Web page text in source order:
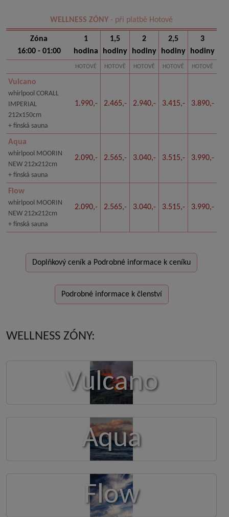
WELLNESS ZÓNY - při platbě Hotově
Zóna
16:00 - 01:00
1
hodina
1,5
hodiny
2
hodiny
2,5
hodiny
3
hodiny
HOTOVĚ HOTOVĚ HOTOVĚ HOTOVĚ HOTOVĚ
Vulcano
whirlpool CORALL
IMPERIAL
212x150cm
+ finská sauna
1.990,- 2.465,- 2.940,- 3.415,- 3.890,-
Aqua
whirlpool MOORIN
NEW 212x212cm
+ finská sauna
2.090,- 2.565,- 3.040,- 3.515,- 3.990,-
Flow
whirlpool MOORIN
NEW 212x212cm
+ finská sauna
2.090,- 2.565,- 3.040,- 3.515,- 3.990,-
Doplňkový ceník a Podrobné informace k ceníku
Podrobné informace k členství
WELLNESS ZÓNY:
Vulcano
Aqua
Flow